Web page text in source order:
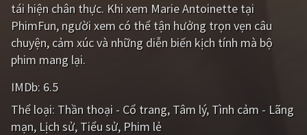
BLOG
tái hiện chân thực. Khi xem Marie Antoinette tại
PhimFun, người xem có thể tận hưởng trọn vẹn câu
chuyện, cảm xúc và những diễn biến kịch tính mà bộ
phim mang lại.
IMDb: 6.5
Thể loại: Thần thoại - Cổ trang Tâm lý Tình cảm - Lãng
mạn Lịch sử Tiểu sử Phim lẻ